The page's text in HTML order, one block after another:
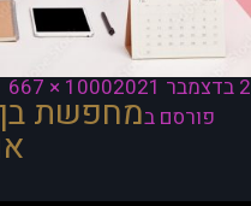
פורסם
בתאריך
2 בדצמבר 2021 מסך
מלא
1000 × 667
ניווטפורסם במחפשת בן